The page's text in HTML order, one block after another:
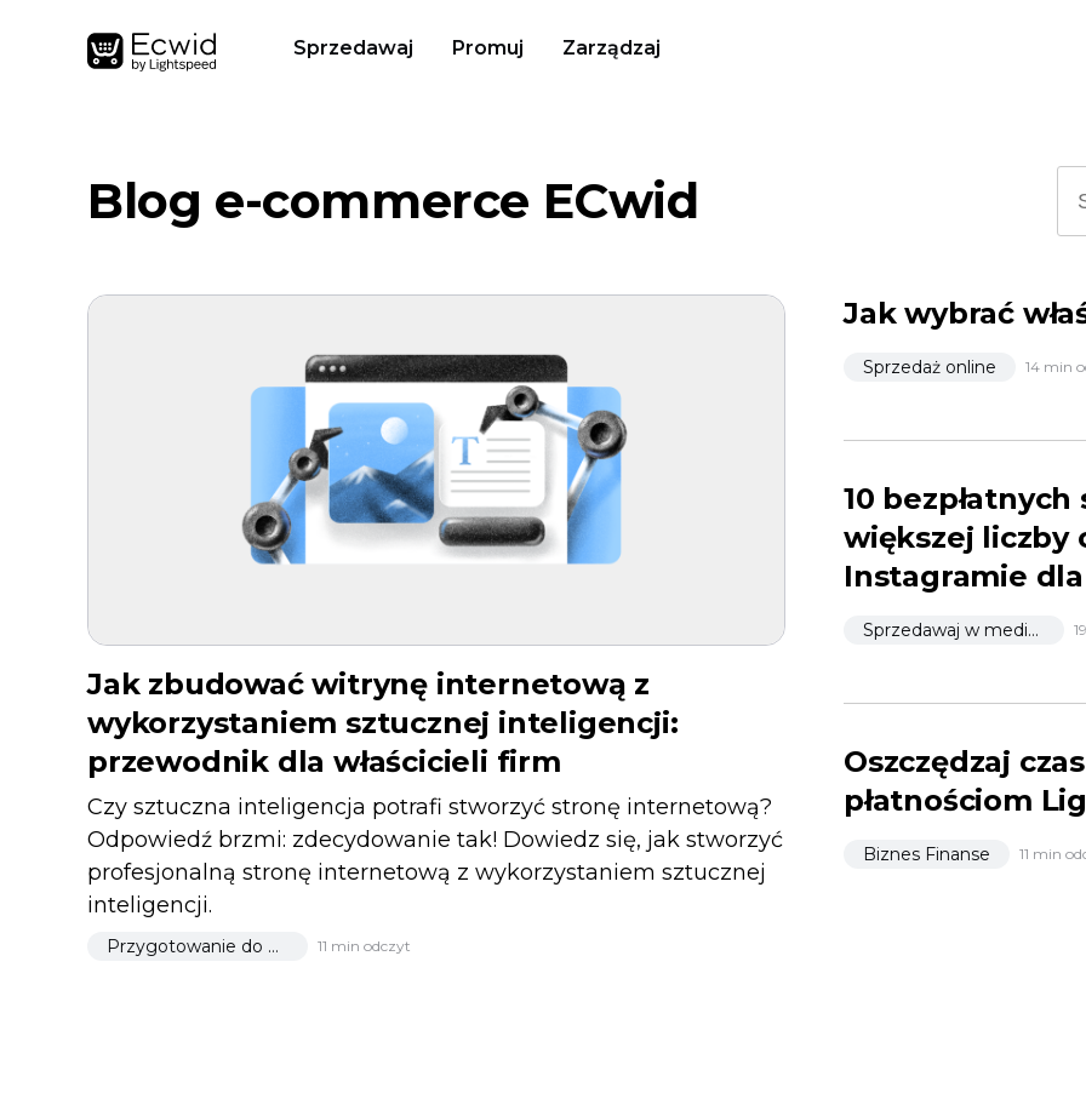
Sprzedawaj Promuj Zarządzaj
Blog e-commerce ECwid
Jak zbudować witrynę internetową z
wykorzystaniem sztucznej inteligencji:
przewodnik dla właścicieli firm
Czy sztuczna inteligencja potrafi stworzyć stronę internetową?
Odpowiedź brzmi: zdecydowanie tak! Dowiedz się, jak stworzyć
profesjonalną stronę internetową z wykorzystaniem sztucznej
inteligencji.
Przygotowanie do uruchomienia 11 min odczyt
Jak wybrać
Sprzedaż online 14 min
10
większej liczby
Instagramie
Sprzedawaj w mediach społecznościowych
Oszczędzaj
płatnościom
Biznes Finanse 11 min